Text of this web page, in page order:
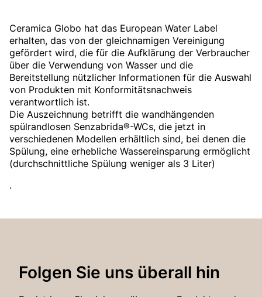
Ceramica Globo hat das European Water Label
erhalten, das von der gleichnamigen Vereinigung
gefördert wird, die für die Aufklärung der Verbraucher
über die Verwendung von Wasser und die
Bereitstellung nützlicher Informationen für die Auswahl
von Produkten mit Konformitätsnachweis
verantwortlich ist.
Die Auszeichnung betrifft die wandhängenden
spülrandlosen Senzabrida®-WCs, die jetzt in
verschiedenen Modellen erhältlich sind, bei denen die
Spülung, eine erhebliche Wassereinsparung ermöglicht
(durchschnittliche Spülung weniger als 3 Liter)
.
Folgen Sie uns überall hin